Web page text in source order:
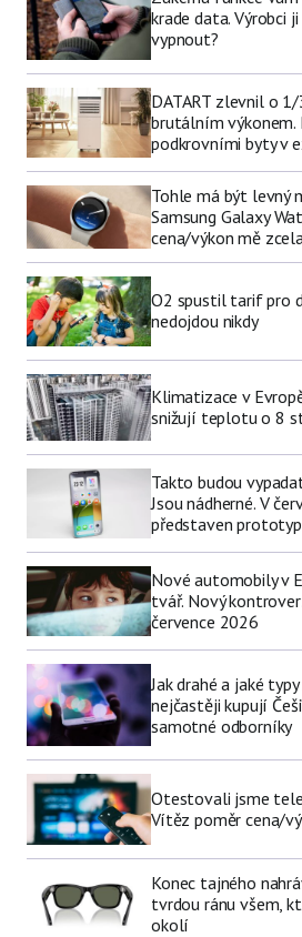
krade data. Výrobci
vypnout?
DATART zlevnil o
brutálním výkonem.
podkrovními byty v
Tohle má být levný
Samsung Galaxy
cena/výkon mě
O2 spustil tarif pro
nedojdou nikdy
Klimatizace v
snižují teplotu o 8
Takto budou
Jsou nádherné. V
představen prototyp
Nové automobily v
tvář. Nový
července 2026
Jak drahé a jaké
nejčastěji kupují
samotné odborníky
Otestovali jsme
Vítěz poměr cena/
Konec tajného
tvrdou ránu všem,
okolí